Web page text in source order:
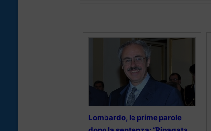
Lombardo, le prime parole